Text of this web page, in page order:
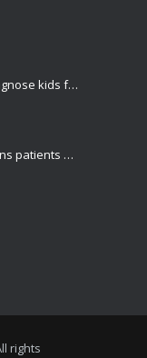
Many doctors use wrong test to diagnose kids food allergies
Rising cost of diabetes care concerns patients and doctors
rights